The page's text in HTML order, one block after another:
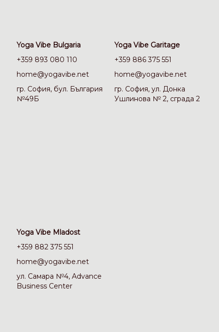
Yoga Vibe Bulgaria
+359 893 080 110
home@yogavibe.net
гр. София, бул. България
№49Б
Yoga Vibe Garitage
+359 886 375 551
home@yogavibe.net
гр. София, ул. Донка
Ушлинова № 2, сграда 2
Yoga Vibe Mladost
+359 882 375 551
home@yogavibe.net
ул. Самара №4, Advance
Business Center